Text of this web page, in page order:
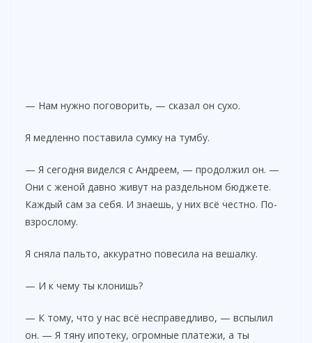
— Нам нужно поговорить, — сказал он сухо.
Я медленно поставила сумку на тумбу.
— Я сегодня виделся с Андреем, — продолжил он. —
Они с женой давно живут на раздельном бюджете.
Каждый сам за себя. И знаешь, у них всё честно. По-
взрослому.
Я сняла пальто, аккуратно повесила на вешалку.
— И к чему ты клонишь?
— К тому, что у нас всё несправедливо, — вспылил
он. — Я тяну ипотеку, огромные платежи, а ты